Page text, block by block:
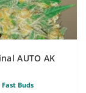
AUTO AK
Fast Buds